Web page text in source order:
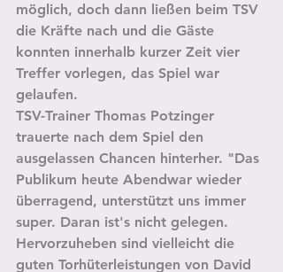
möglich, doch dann ließen beim TSV
die Kräfte nach und die Gäste
konnten innerhalb kurzer Zeit vier
Treffer vorlegen, das Spiel war
gelaufen.
TSV-Trainer Thomas Potzinger
trauerte nach dem Spiel den
ausgelassen Chancen hinterher. "Das
Publikum heute Abendwar wieder
überragend, unterstützt uns immer
super. Daran ist's nicht gelegen.
Hervorzuheben sind vielleicht die
guten Torhüterleistungen von David